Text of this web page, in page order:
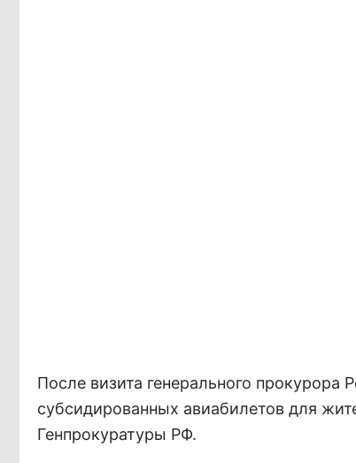
После визита генерального прокурора
субсидированных авиабилетов для
Генпрокуратуры РФ.